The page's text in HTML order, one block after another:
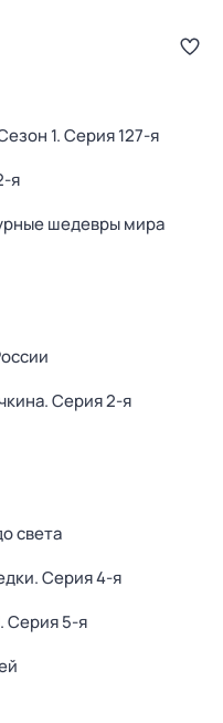
1. Серия 127-я
я
шедевры мира
. Серия 2-я
света
. Серия 4-я
. Серия 5-я